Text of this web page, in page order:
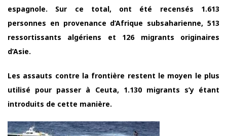
espagnole. Sur ce total, ont été recensés 1.613
personnes en provenance d’Afrique subsaharienne, 513
ressortissants algériens et 126 migrants originaires
d’Asie.
Les assauts contre la frontière restent le moyen le plus
utilisé pour passer à Ceuta, 1.130 migrants s’y étant
introduits de cette manière.